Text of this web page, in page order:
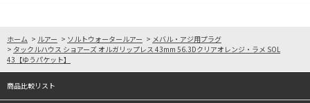
ホーム > ルアー > ソルトウォータールアー > メバル・アジ用プラグ
> タックルハウス ショアーズ オルガリップレス 43mm 56.3Dクリアオレンジ・ラメ SOL
43【ゆうパケット】
商品比較リスト